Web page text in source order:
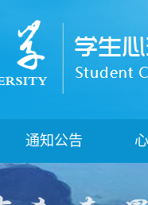
通知公告